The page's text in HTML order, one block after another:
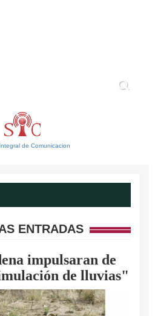
de Comunicacion
ENTRADAS
impulsaran de
de lluvias"